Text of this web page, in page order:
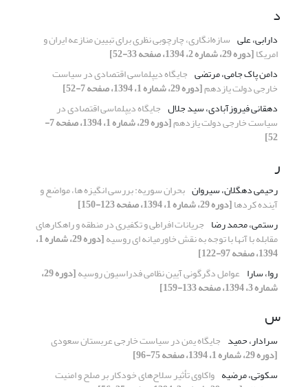
د
دارابی، علی سازه‌انگاری، چارچوبی نظری برای تبیین منازعه ایران و
امریکا[دوره 29، شماره 2، 1394، صفحه 33-52]
دامن پاک جامی، مرتضی جایگاه دیپلماسی اقتصادی در سیاست
خارجی دولت یازدهم[دوره 29، شماره 1، 1394، صفحه 7-52]
دهقانی فیروزآبادی، سید جلال جایگاه دیپلماسی اقتصادی در
سیاست خارجی دولت یازدهم [دوره 29، شماره 1، 1394، صفحه 7-
52]
ر
رحیمی دهگلان، سیروان بحران سوریه: بررسی انگیزه ها، مواضع و
آینده کردها[دوره 29، شماره 1، 1394، صفحه 123-150]
رستمی، محمد رضا جریانات افراطی و تکفیری در منطقه و راهکارهای
مقابله با آنها با توجه به نقش خاورمیانه ای روسیه [دوره 29، شماره 1،
1394، صفحه 97-122]
روا، سارا عوامل دگرگونی آیین نظامی فدراسیون روسیه [دوره 29،
شماره 3، 1394، صفحه 133-159]
س
سرادار، حمید جایگاه یمن در سیاست خارجی عربستان سعودی
[دوره 29، شماره 1، 1394، صفحه 75-96]
سکوتی، مرضیه واکاوی تأثیر سلاح‌های خودکار بر صلح و امنیت